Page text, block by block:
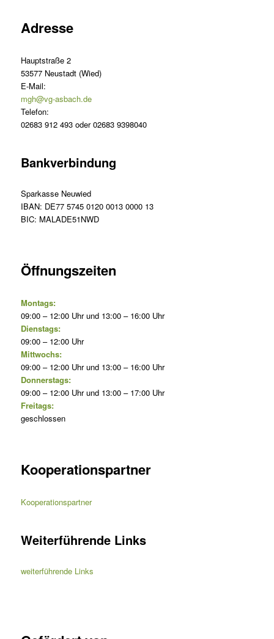
Adresse
Hauptstraße 2
53577 Neustadt (Wied)
E-Mail:
mgh@vg-asbach.de
Telefon:
02683 912 493 oder 02683 9398040
Bankverbindung
Sparkasse Neuwied
IBAN: DE77 5745 0120 0013 0000 13
BIC: MALADE51NWD
Öffnungszeiten
Montags:
09:00 – 12:00 Uhr und 13:00 – 16:00 Uhr
Dienstags:
09:00 – 12:00 Uhr
Mittwochs:
09:00 – 12:00 Uhr und 13:00 – 16:00 Uhr
Donnerstags:
09:00 – 12:00 Uhr und 13:00 – 17:00 Uhr
Freitags:
geschlossen
Kooperationspartner
Kooperationspartner
Weiterführende Links
weiterführende Links